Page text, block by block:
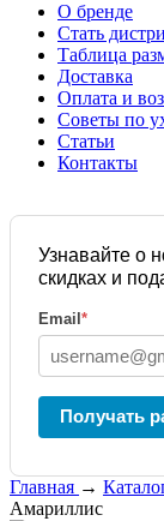
О бренде
Стать
Таблица
Доставка
Оплата и
Советы по
Статьи
Контакты
Узнавайте о
скидках и
Email *
Получать
Главная →
Амариллис